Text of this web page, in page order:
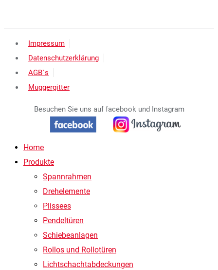
Impressum
Datenschutzerklärung
AGB`s
Muggergitter
Besuchen Sie uns auf facebook und Instagram
Home
Produkte
Spannrahmen
Drehelemente
Plissees
Pendeltüren
Schiebeanlagen
Rollos und Rollotüren
Lichtschachtabdeckungen